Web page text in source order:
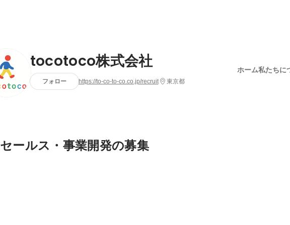
tocotoco株式会社
フォロー https://to-co-to-co.co.jp/recruit 東京都
ホーム私たちに
セールス・事業開発の募集